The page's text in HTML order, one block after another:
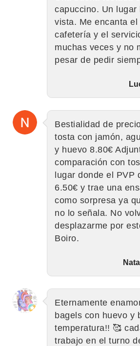
capuccino. Un lugar
vista. Me encanta el
cafetería y el
muchas veces y no
pesar de pedir
Bestialidad de
tosta con jamón,
y huevo 8.80€
comparación con
lugar donde el PVP
6.50€ y trae una
como sorpresa ya
no lo señala. No
desplazarme por
Boiro.
Eternamente
bagels con huevo y
temperatura!! 🥰
trabajo en el turno